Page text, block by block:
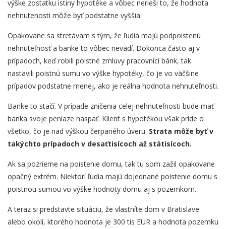
výške zostatku istiny hypotéke a vôbec nerieši to, že hodnota
nehnutenosti môže byť podstatne vyššia.
Opakovane sa stretávam s tým, že ľudia majú podpoistenú
nehnuteľnosť a banke to vôbec nevadí. Dokonca často aj v
prípadoch, keď robili poistné zmluvy pracovníci bánk, tak
nastavili poistnú sumu vo výške hypotéky, čo je vo väčšine
prípadov podstatne menej, ako je reálna hodnota nehnuteľnosti.
Banke to stačí. V prípade zničenia celej nehnuteľnosti bude mať
banka svoje peniaze naspať. Klient s hypotékou však príde o
všetko, čo je nad výškou čerpaného úveru. Strata môže byť v
takýchto prípadoch v desaťtisícoch až státisícoch.
Ak sa pozrieme na poistenie domu, tak tu som zažil opakovane
opačný extrém. Niektorí ľudia majú dojednané poistenie domu s
poistnou sumou vo výške hodnoty domu aj s pozemkom.
A teraz si predstavte situáciu, že vlastníte dom v Bratislave
alebo okolí, ktorého hodnota je 300 tis EUR a hodnota pozemku